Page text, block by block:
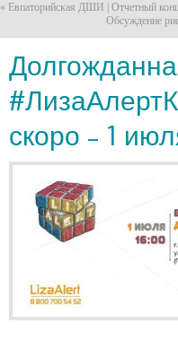
« Евпаторийская ДШИ | Отчетный
Обсуждение
скоро – 1